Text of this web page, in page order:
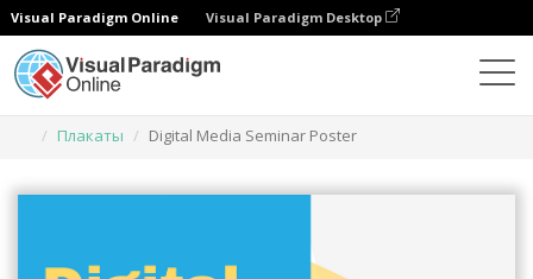
Visual Paradigm Online Visual Paradigm Desktop
Плакаты
Digital Media Seminar Poster